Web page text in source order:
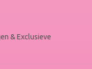
& Exclusieve